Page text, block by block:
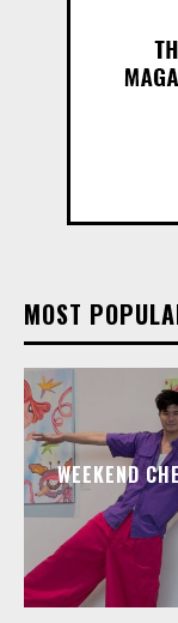
MOST
WEEKEND